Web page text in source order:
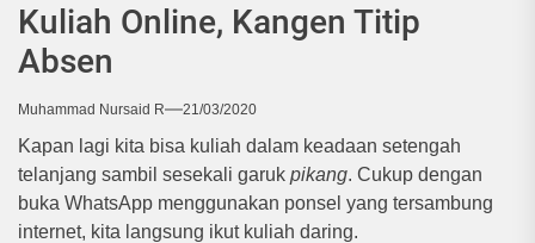
Kuliah Online, Kangen Titip
Absen
Muhammad Nursaid R 21/03/2020
Kapan lagi kita bisa kuliah dalam keadaan setengah
telanjang sambil sesekali garuk pikang. Cukup dengan
buka WhatsApp menggunakan ponsel yang tersambung
internet, kita langsung ikut kuliah daring.